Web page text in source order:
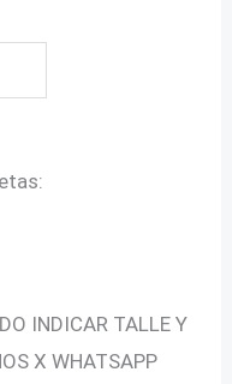
INDICAR TALLE Y
X WHATSAPP